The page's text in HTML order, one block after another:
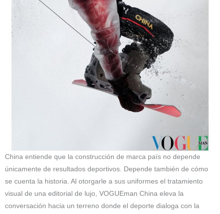
China entiende que la construcción de marca país no depende
únicamente de resultados deportivos. Depende también de cómo
se cuenta la historia. Al otorgarle a sus uniformes el tratamiento
visual de una editorial de lujo, VOGUEman China eleva la
conversación hacia un terreno donde el deporte dialoga con la